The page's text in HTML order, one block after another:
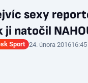
sexy
ji natočil
Sport 24. února 201616:45